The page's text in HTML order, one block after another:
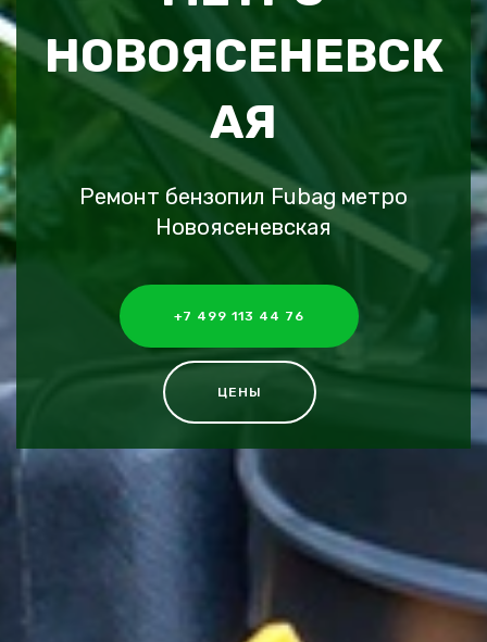
НОВОЯСЕНЕВСК
АЯ
Ремонт бензопил Fubag метро
Новоясеневская
+7 499 113 44 76
ЦЕНЫ